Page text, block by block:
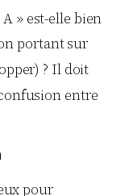
» est-elle bien
portant sur
? Il doit
entre
pour